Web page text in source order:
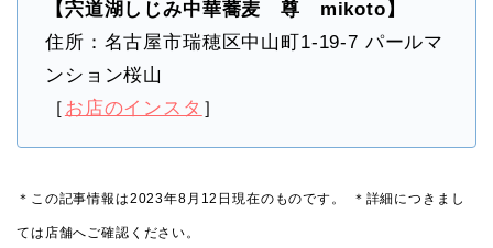
【宍道湖しじみ中華蕎麦 尊 mikoto】
住所：名古屋市瑞穂区中山町1-19-7 パールマ
ンション桜山
［ お店のインスタ ］
＊この記事情報は2023年8月12日現在のものです。 ＊詳細につきまし
ては店舗へご確認ください。